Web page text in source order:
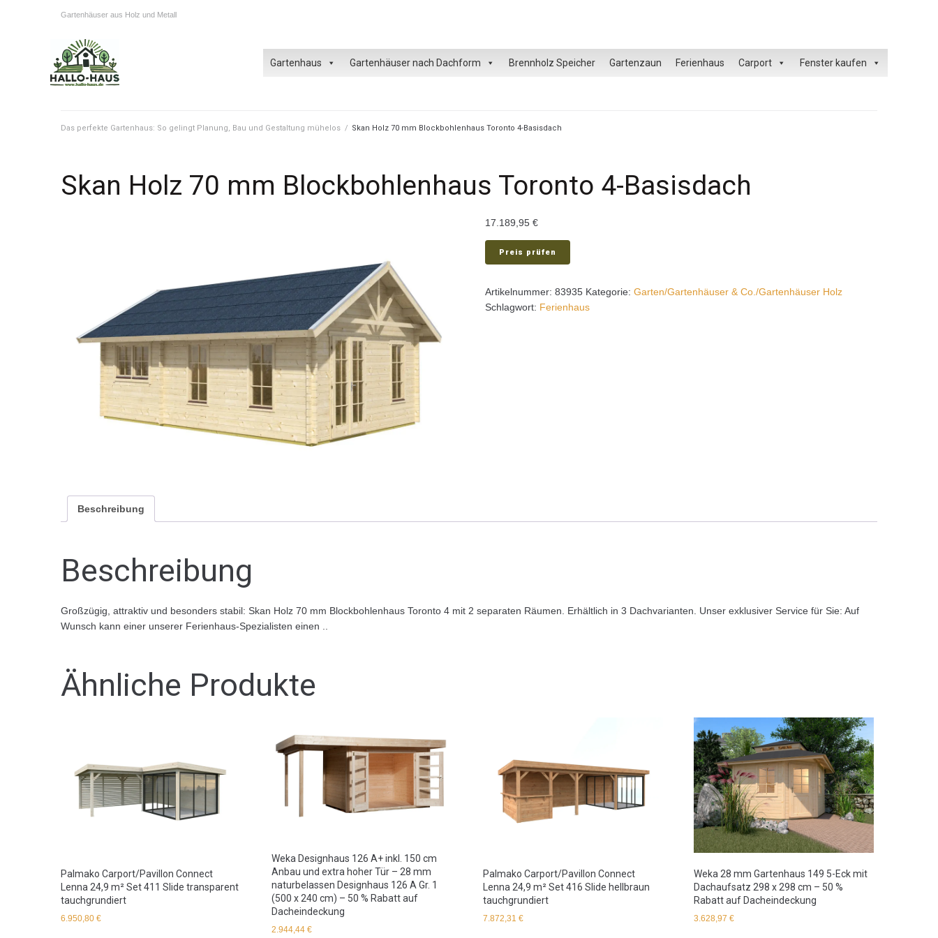
Gartenhäuser aus Holz und Metall
Gartenhaus Gartenhäuser nach Dachform Brennholz Speicher Gartenzaun Ferienhaus Carport Fenster kaufen
Das perfekte Gartenhaus: So gelingt Planung, Bau und Gestaltung mühelos / Skan Holz 70 mm Blockbohlenhaus Toronto 4-Basisdach
Skan Holz 70 mm Blockbohlenhaus Toronto 4-Basisdach
17.189,95€
Preis prüfen
Artikelnummer:83935 Kategorie:Garten/Gartenhäuser & Co./Gartenhäuser Holz
Schlagwort: Ferienhaus
Beschreibung
Beschreibung
Großzügig, attraktiv und besonders stabil: Skan Holz 70 mm Blockbohlenhaus Toronto 4 mit 2 separaten Räumen. Erhältlich in 3 Dachvarianten. Unser exklusiver Service für Sie: Auf
Wunsch kann einer unserer Ferienhaus-Spezialisten einen ..
Ähnliche Produkte
Palmako Carport/Pavillon Connect
Lenna 24,9 m² Set 411 Slide transparent
tauchgrundiert
6.950,80 €
Weka Designhaus 126 A+ inkl. 150 cm
Anbau und extra hoher Tür – 28 mm
naturbelassen Designhaus 126 A Gr. 1
(500 x 240 cm) – 50 % Rabatt auf
Dacheindeckung
2.944,44€
Palmako Carport/Pavillon Connect
Lenna 24,9 m² Set 416 Slide hellbraun
tauchgrundiert
7.872,31 €
Weka 28 mm Gartenhaus 149 5-Eck mit
Dachaufsatz 298 x 298 cm – 50 %
Rabatt auf Dacheindeckung
3.628,97€